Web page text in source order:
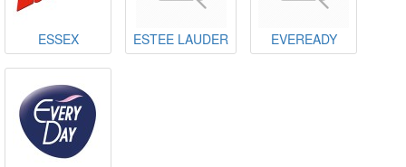
ESSEX ESTEE LAUDER EVEREADY